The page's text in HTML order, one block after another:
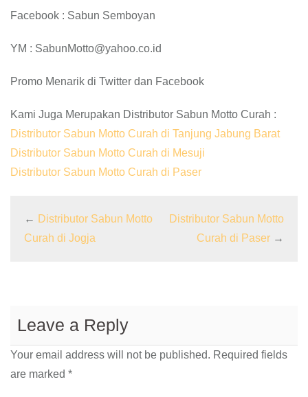
Facebook : Sabun Semboyan
YM : SabunMotto@yahoo.co.id
Promo Menarik di Twitter dan Facebook
Kami Juga Merupakan Distributor Sabun Motto Curah :
Distributor Sabun Motto Curah di Tanjung Jabung Barat
Distributor Sabun Motto Curah di Mesuji
Distributor Sabun Motto Curah di Paser
← Distributor Sabun Motto
Curah di Jogja
Distributor Sabun Motto
Curah di Paser →
Leave a Reply
Your email address will not be published. Required fields
are marked *